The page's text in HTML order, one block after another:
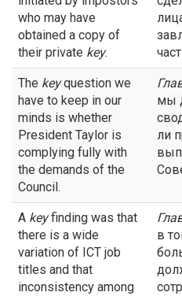
who may have
obtained a copy of
their private key.
The keyquestion we
have to keep in our
minds is whether
President Taylor is
complying fully with
the demands of the
Council.
мы
ли
A keyfinding was that
there is a wide
variation of ICT job
titles and that
inconsistency among
в